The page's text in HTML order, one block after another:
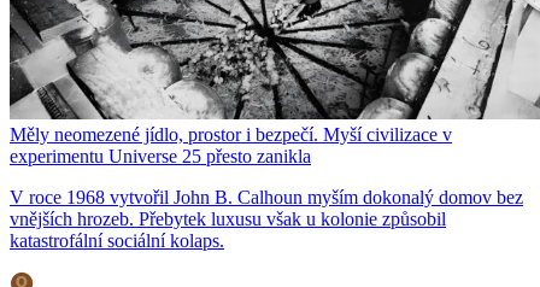
Měly neomezené jídlo, prostor i bezpečí. Myší civilizace v
experimentu Universe 25 přesto zanikla
V roce 1968 vytvořil John B. Calhoun myším dokonalý domov bez
vnějších hrozeb. Přebytek luxusu však u kolonie způsobil
katastrofální sociální kolaps.